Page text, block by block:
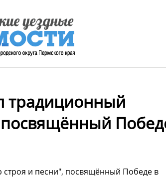
традиционный
посвящённый
и песни", посвящённый Победе в